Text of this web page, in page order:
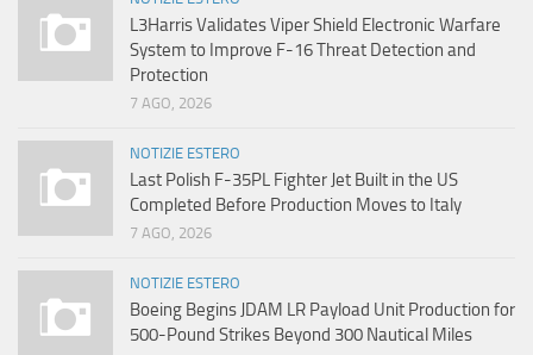
L3Harris Validates Viper Shield Electronic Warfare
System to Improve F-16 Threat Detection and
Protection
7 AGO, 2026
NOTIZIE ESTERO
Last Polish F-35PL Fighter Jet Built in the US
Completed Before Production Moves to Italy
7 AGO, 2026
NOTIZIE ESTERO
Boeing Begins JDAM LR Payload Unit Production for
500-Pound Strikes Beyond 300 Nautical Miles